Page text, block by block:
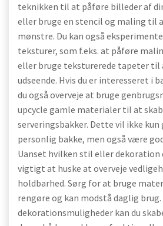
teknikken til at påføre billeder af
eller bruge en stencil og maling
mønstre. Du kan også
teksturer, som f.eks. at påføre
eller bruge teksturerede tapeter til
udseende. Hvis du er interesseret i
du også overveje at bruge
upcycle gamle materialer til at
serveringsbakker. Dette vil ikke kun
personlig bakke, men også være
Uanset hvilken stil eller dekoration
vigtigt at huske at overveje
holdbarhed. Sørg for at bruge
rengøre og kan modstå daglig brug.
dekorationsmuligheder kan du